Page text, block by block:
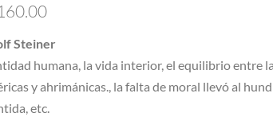
Steiner
humana, la vida interior, el equilibrio entre
y ahrimánicas., la falta de moral llevó al
etc.